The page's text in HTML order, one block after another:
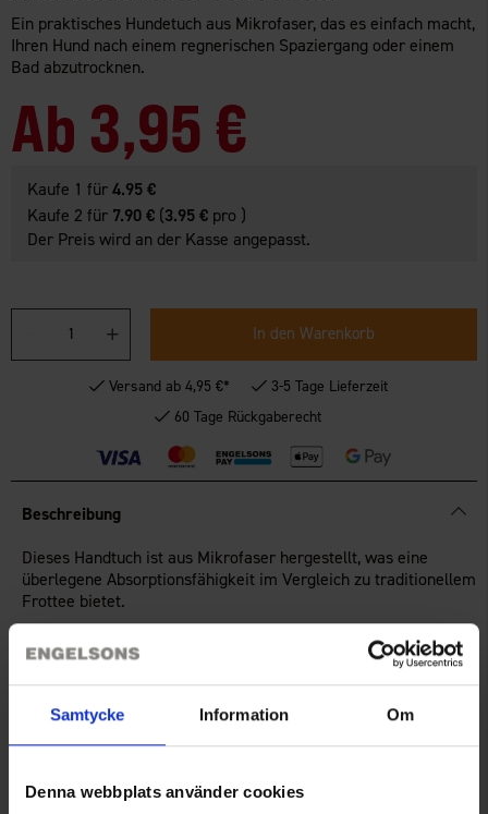
Samtycke Information Om
Denna webbplats använder cookies
Ein praktisches Hundetuch aus Mikrofaser, das es einfach macht,
Ihren Hund nach einem regnerischen Spaziergang oder einem
Bad abzutrocknen.
Ab 3,95 €
Kaufe 1 für4.95 €
Kaufe 2 für 7.90 € (3.95 € pro )
Der Preis wird an der Kasse angepasst.
In den Warenkorb
Versand ab 4,95 €*
3-5 Tage Lieferzeit
60 Tage Rückgaberecht
Beschreibung
Dieses Handtuch ist aus Mikrofaser hergestellt, was eine
überlegene Absorptionsfähigkeit im Vergleich zu traditionellem
Frottee bietet.
Es ist sowohl leicht als auch komprimierbar, was es perfekt für
Reisen oder Ausflüge macht. Das Handtuch trocknet schnell
und nimmt minimalen Platz in der Tasche ein, was es zu einem
unverzichtbaren Zubehör für Alltag und Abenteuer macht.
Technische Spezifikation